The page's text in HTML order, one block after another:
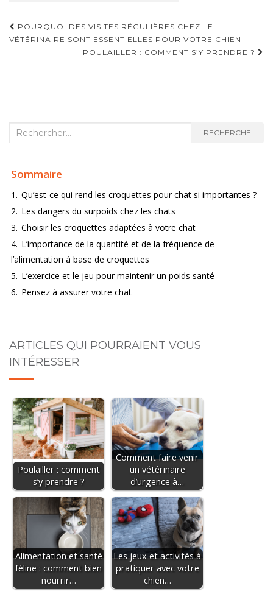
NAVIGATION D'ARTICLE
POURQUOI DES VISITES RÉGULIÈRES CHEZ LE
VÉTÉRINAIRE SONT ESSENTIELLES POUR VOTRE CHIEN
POULAILLER : COMMENT S’Y PRENDRE ?
Recherche : RECHERCHE
Sommaire
1. Qu’est-ce qui rend les croquettes pour chat si importantes ?
2. Les dangers du surpoids chez les chats
3. Choisir les croquettes adaptées à votre chat
4. L’importance de la quantité et de la fréquence de
l’alimentation à base de croquettes
5. L’exercice et le jeu pour maintenir un poids santé
6. Pensez à assurer votre chat
ARTICLES QUI POURRAIENT VOUS
INTÉRESSER
Poulailler : comment
s’y prendre ?
Comment faire venir
un vétérinaire
d’urgence à…
Alimentation et santé
féline : comment bien
nourrir…
Les jeux et activités à
pratiquer avec votre
chien…